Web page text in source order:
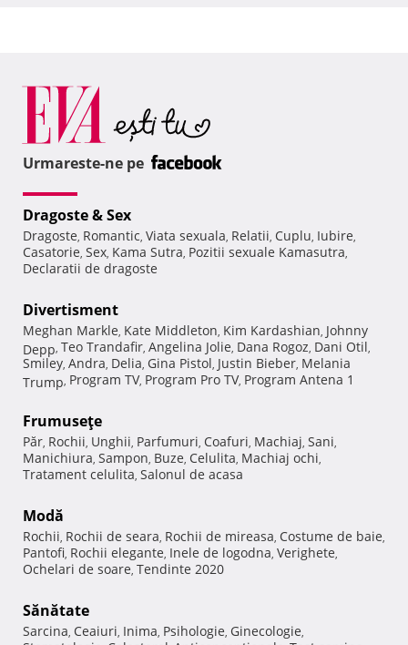
Urmareste-ne pe
Dragoste & Sex
Dragoste, Romantic, Viata sexuala, Relatii, Cuplu, Iubire,
Casatorie, Sex, Kama Sutra, Pozitii sexuale Kamasutra,
Declaratii de dragoste
Divertisment
Meghan Markle, Kate Middleton, Kim Kardashian, Johnny
Depp, Teo Trandafir, Angelina Jolie, Dana Rogoz, Dani Otil,
Smiley, Andra, Delia, Gina Pistol, Justin Bieber, Melania
Trump, Program TV, Program Pro TV, Program Antena 1
Frumuseţe
Păr, Rochii, Unghii, Parfumuri, Coafuri, Machiaj, Sani,
Manichiura, Sampon, Buze, Celulita, Machiaj ochi,
Tratament celulita, Salonul de acasa
Modă
Rochii, Rochii de seara, Rochii de mireasa, Costume de baie,
Pantofi, Rochii elegante, Inele de logodna, Verighete,
Ochelari de soare, Tendinte 2020
Sănătate
Sarcina, Ceaiuri, Inima, Psihologie, Ginecologie,